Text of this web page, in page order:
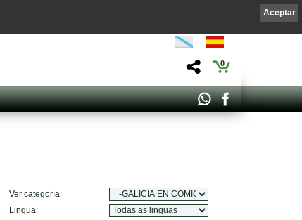
0
Ver categoría:
Lingua:
Aceptar